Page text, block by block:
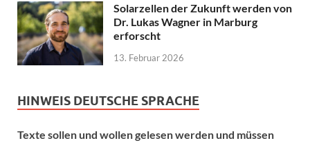
Solarzellen der Zukunft werden von
Dr. Lukas Wagner in Marburg
erforscht
13. Februar 2026
HINWEIS DEUTSCHE SPRACHE
Texte sollen und wollen gelesen werden und müssen